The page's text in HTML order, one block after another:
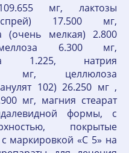
мг, лактозы
17.500 мг,
(очень мелкая) 2.800
6.300 мг,
1.225, натрия
мг, целлюлоза
102) 26.250 мг ,
мг, магния стеарат
формы, с
покрытые
маркировкой «С 5» на